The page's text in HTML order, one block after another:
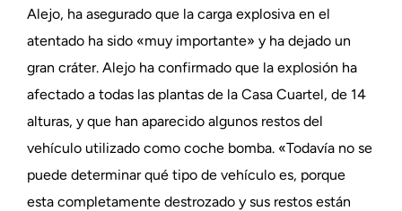
Alejo, ha asegurado que la carga explosiva en el
atentado ha sido «muy importante» y ha dejado un
gran cráter. Alejo ha confirmado que la explosión ha
afectado a todas las plantas de la Casa Cuartel, de 14
alturas, y que han aparecido algunos restos del
vehículo utilizado como coche bomba. «Todavía no se
puede determinar qué tipo de vehículo es, porque
esta completamente destrozado y sus restos están